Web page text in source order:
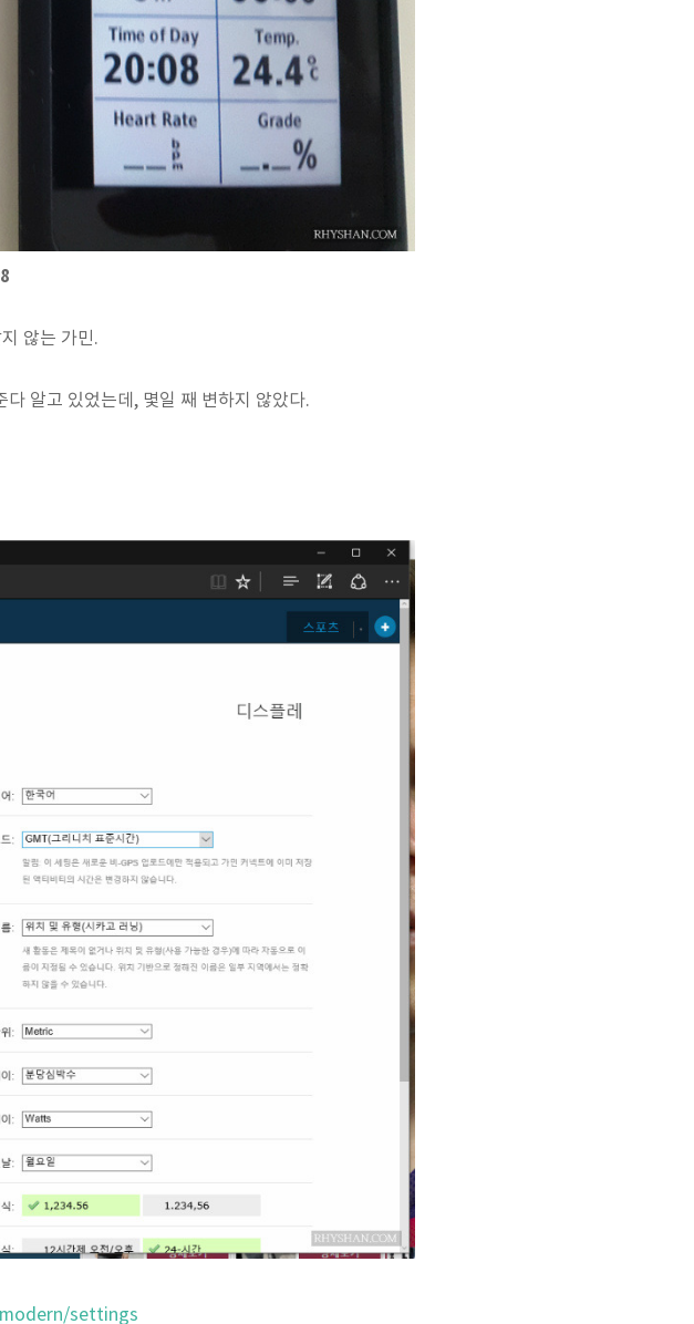
않는 가민.
알고 있었는데, 몇일 째 변하지 않았다.
settings